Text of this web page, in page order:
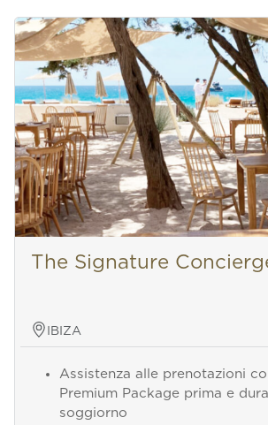
The Signature
IBIZA
Assistenza alle prenotazioni
Premium Package prima e
soggiorno